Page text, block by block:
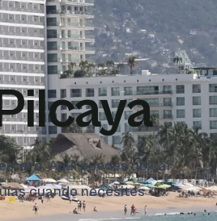
Aquí puedes ubicar
cuando necesites